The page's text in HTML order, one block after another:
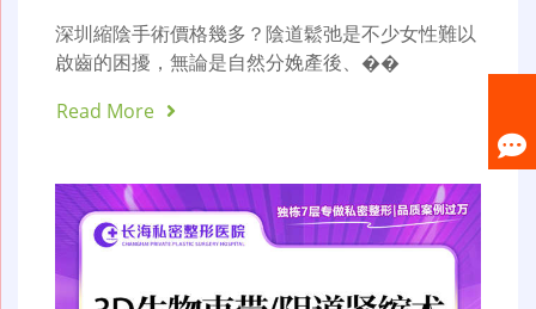
深圳縮陰手術價格幾多？陰道鬆弛是不少女性難以
啟齒的困擾，無論是自然分娩產後、��
Read More